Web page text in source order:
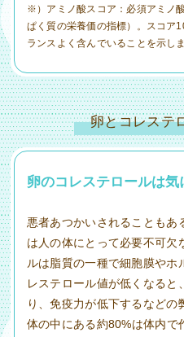
※）アミノ酸スコア：必須アミノ
ぱく質の栄養価の指標）。スコア
ランスよく含んでいることを示しま
卵とコレステ
卵のコレステロールは気
悪者あつかいされることもあ
は人の体にとって必要不可欠
ルは脂質の一種で細胞膜やホ
レステロール値が低くなると
り、免疫力が低下するなどの
体の中にある約80%は体内で